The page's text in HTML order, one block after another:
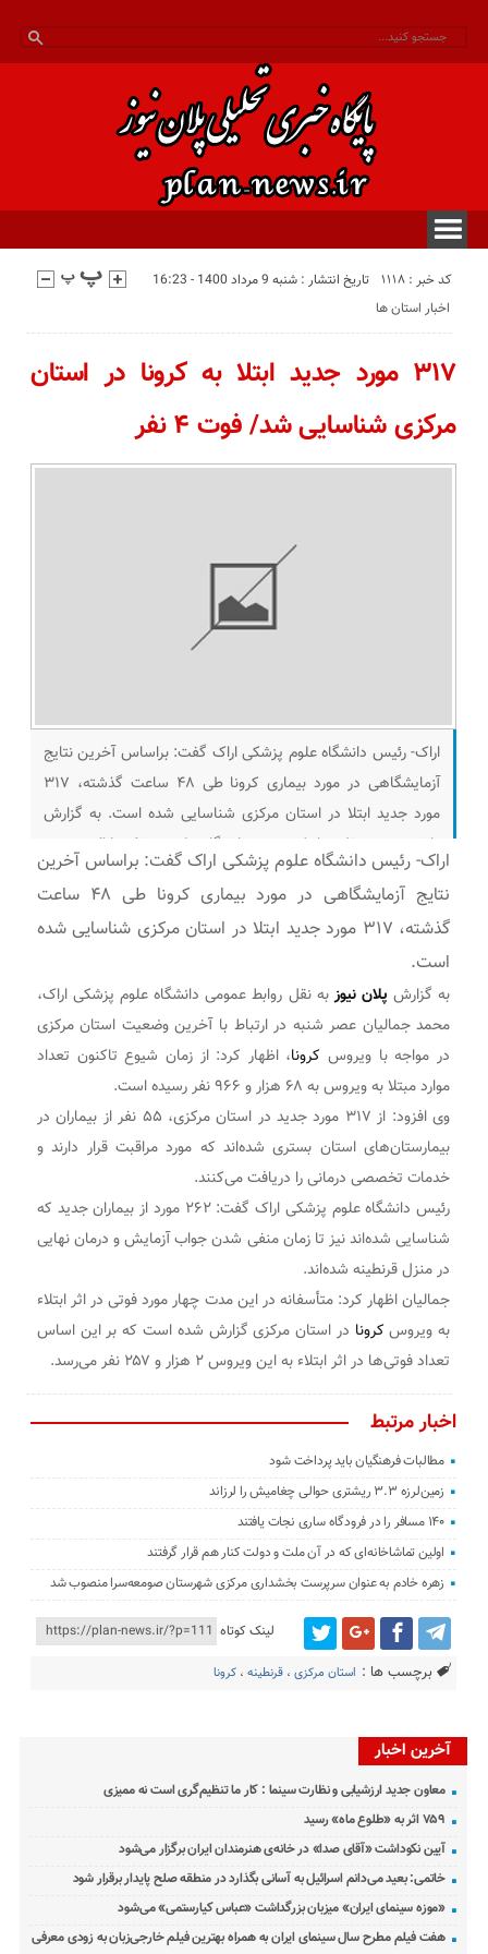
کد خبر : 1118
تاریخ انتشار : شنبه 9 مرداد 1400 - 16:23
اخبار استان ها
۳۱۷ مورد جدید ابتلا به کرونا در استان
مرکزی شناسایی شد/ فوت ۴ نفر
اراک- رئیس دانشگاه علوم پزشکی اراک گفت: براساس آخرین نتایج
آزمایشگاهی در مورد بیماری کرونا طی ۴۸ ساعت گذشته، ۳۱۷
مورد جدید ابتلا در استان مرکزی شناسایی شده است. به گزارش
پلان نیوز به نقل روابط عمومی دانشگاه علوم پزشکی اراک، محمد
جمالیان عصر شنبه در ارتباط با آخرین وضعیت استان مرکزی در
مواجه با
اراک- رئیس دانشگاه علوم پزشکی اراک گفت: براساس آخرین
نتایج آزمایشگاهی در مورد بیماری کرونا طی ۴۸ ساعت
گذشته، ۳۱۷ مورد جدید ابتلا در استان مرکزی شناسایی شده
است.
به گزارش پلان نیوز به نقل روابط عمومی دانشگاه علوم پزشکی اراک،
محمد جمالیان عصر شنبه در ارتباط با آخرین وضعیت استان مرکزی
در مواجه با ویروسکرونا، اظهار کرد: از زمان شیوع تاکنون تعداد
موارد مبتلا به ویروس به ۶۸ هزار و ۹۶۶ نفر رسیده است.
وی افزود: از ۳۱۷ مورد جدید در استان مرکزی، ۵۵ نفر از بیماران در
بیمارستان‌های استان بستری شده‌اند که مورد مراقبت قرار دارند و
خدمات تخصصی درمانی را دریافت می‌کنند.
رئیس دانشگاه علوم پزشکی اراک گفت: ۲۶۲ مورد از بیماران جدید که
شناسایی شده‌اند نیز تا زمان منفی شدن جواب آزمایش و درمان نهایی
در منزل قرنطینه شده‌اند.
جمالیان اظهار کرد: متأسفانه در این مدت چهار مورد فوتی در اثر ابتلاء
به ویروسکرونا در استان مرکزی گزارش شده است که بر این اساس
تعداد فوتی‌ها در اثر ابتلاء به این ویروس ۲ هزار و ۲۵۷ نفر می‌رسد.
اخبار مرتبط
مطالبات فرهنگیان باید پرداخت شود
زمین‌لرزه ۳.۳ ریشتری حوالی چغامیش را لرزاند
۱۴۰ مسافر را در فرودگاه ساری نجات یافتند
اولین تماشاخانه‌ای که در آن ملت و دولت کنار هم قرار گرفتند
زهره خادم به عنوان سرپرست بخشداری مرکزی شهرستان صومعه‌سرا منصوب شد
لینک کوتاه
برچسب ها : استان مرکزی ،قرنطینه ،کرونا
آخرین اخبار
معاون جدید ارزشیابی و نظارت سینما : کار ما تنظیم‌گری است نه ممیزی
۷۵۹ اثر به «طلوع ماه» رسید
آیین نکوداشت «آقای صدا» در خانه‌ی هنرمندان ایران برگزار می‌شود
خاتمی: بعید می‌دانم اسرائیل به آسانی بگذارد در منطقه صلح پایدار برقرار شود
«موزه سینمای ایران» میزبان بزرگداشت «عباس کیارستمی» می‌شود
هفت فیلم مطرح سال سینمای ایران به همراه بهترین فیلم خارجی‌زبان به زودی معرفی